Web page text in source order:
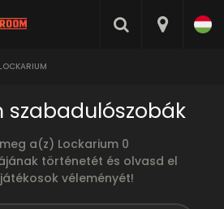
LOCKARIUM
szabadulószobák
a(z) Lockarium 0
történetét és olvasd el
véleményét!